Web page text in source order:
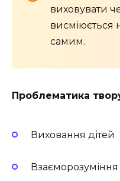
виховувати
висміюється
самим.
Проблематика
Виховання дітей